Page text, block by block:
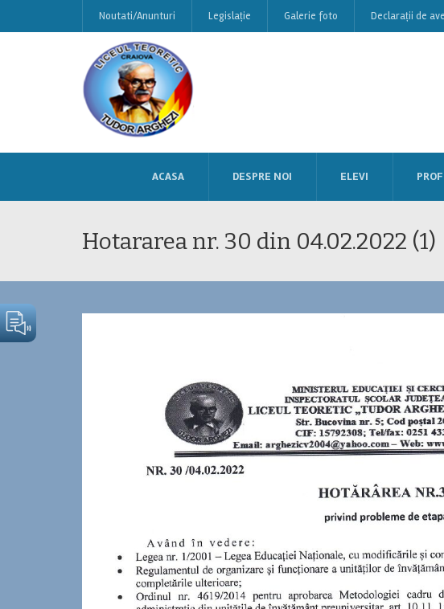
Noutati/Anunturi Legislație Galerie foto Declarații de
ACASA DESPRE NOI ELEVI
Hotararea nr. 30 din 04.02.2022 (1)